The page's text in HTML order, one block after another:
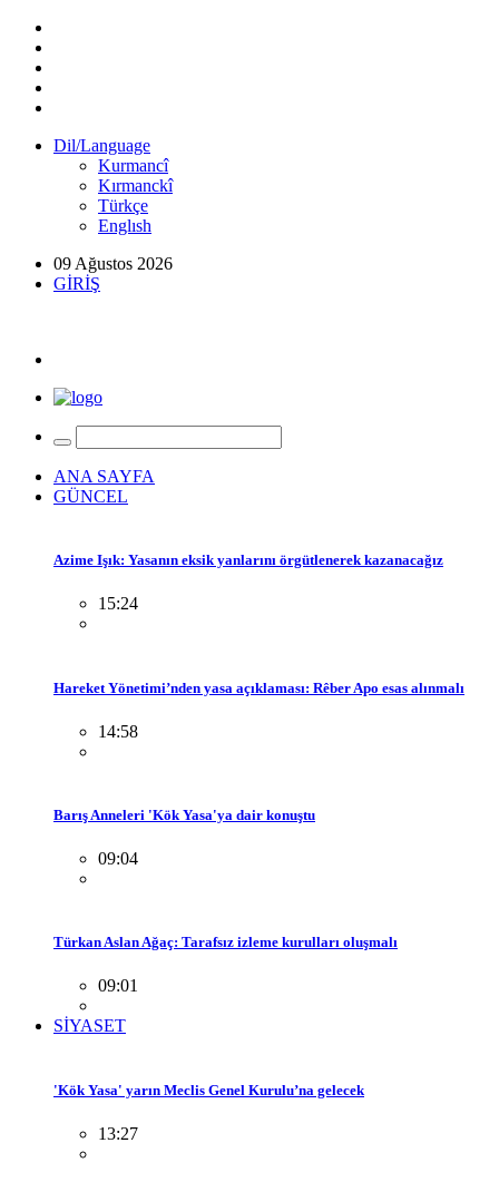
Dil/Language
Kurmancî
Kırmanckî
Türkçe
Englısh
09 Ağustos 2026
GİRİŞ
ANA SAYFA
GÜNCEL
Azime Işık: Yasanın eksik yanlarını örgütlenerek kazanacağız
15:24
Hareket Yönetimi’nden yasa açıklaması: Rêber Apo esas alınmalı
14:58
Barış Anneleri 'Kök Yasa'ya dair konuştu
09:04
Türkan Aslan Ağaç: Tarafsız izleme kurulları oluşmalı
09:01
SİYASET
'Kök Yasa' yarın Meclis Genel Kurulu’na gelecek
13:27